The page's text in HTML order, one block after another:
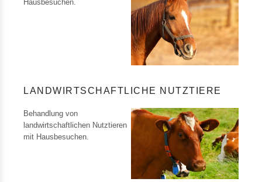
Hausbesuchen.
LANDWIRTSCHAFTLICHE NUTZTIERE
Behandlung von
landwirtschaftlichen Nutztieren
mit Hausbesuchen.